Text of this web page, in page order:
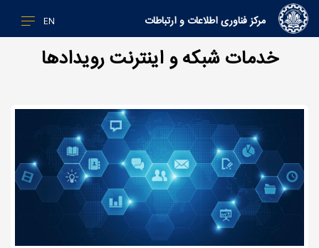
EN مرکز فناوری اطلاعات و ارتباطات
خدمات شبکه و اینترنت رویدادها